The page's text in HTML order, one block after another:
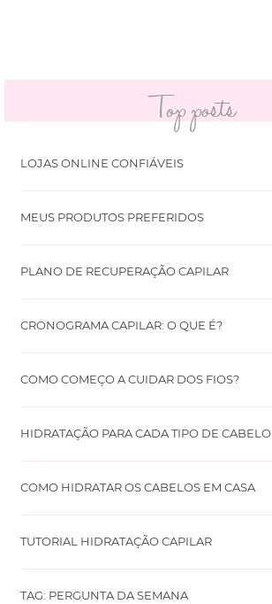
Top posts
LOJAS ONLINE CONFIÁVEIS
MEUS PRODUTOS PREFERIDOS
PLANO DE RECUPERAÇÃO CAPILAR
CRONOGRAMA CAPILAR: O QUE É?
COMO COMEÇO A CUIDAR DOS FIOS?
HIDRATAÇÃO PARA CADA TIPO DE CABELO
COMO HIDRATAR OS CABELOS EM CASA
TUTORIAL HIDRATAÇÃO CAPILAR
TAG: PERGUNTA DA SEMANA